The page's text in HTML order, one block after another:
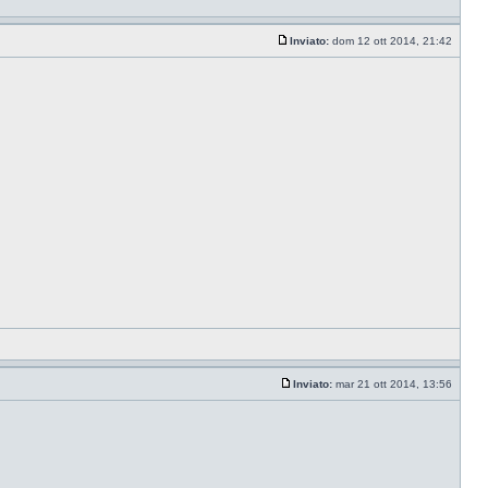
Inviato: dom 12 ott 2014, 21:42
Inviato: mar 21 ott 2014, 13:56